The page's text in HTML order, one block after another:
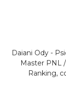
Daiani Ody -
Master PNL
Ranking,